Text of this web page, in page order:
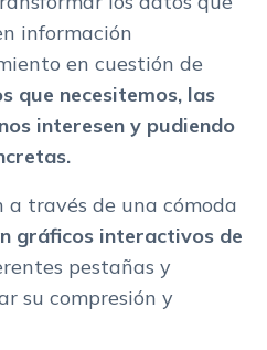
información
en cuestión de
que necesitemos, las
interesen y pudiendo
a través de una cómoda
gráficos interactivos de
pestañas y
su compresión y